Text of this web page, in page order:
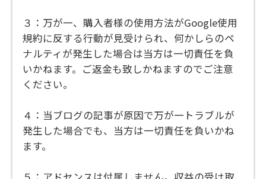
３：万が一、購入者様の使用方法がGoogle使用
規約に反する行動が見受けられ、何かしらのペ
ナルティが発生した場合は当方は一切責任を負
いかねます。ご返金も致しかねますのでご注意
ください。
４：当ブログの記事が原因で万が一トラブルが
発生した場合でも、当方は一切責任を負いかね
ます。